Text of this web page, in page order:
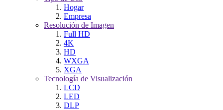
Hogar
Empresa
Resolución de Imagen
Full HD
4K
HD
WXGA
XGA
Tecnología de Visualización
LCD
LED
DLP